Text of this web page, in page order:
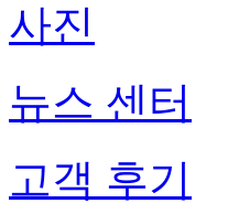
사진
뉴스 센터
고객 후기